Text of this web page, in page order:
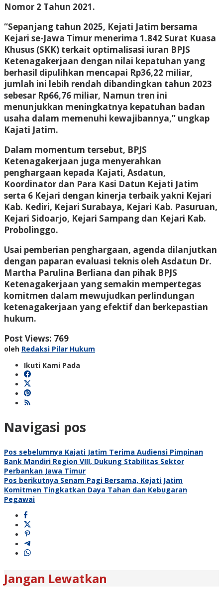
Nomor 2 Tahun 2021.
“Sepanjang tahun 2025, Kejati Jatim bersama
Kejari se-Jawa Timur menerima 1.842 Surat Kuasa
Khusus (SKK) terkait optimalisasi iuran BPJS
Ketenagakerjaan dengan nilai kepatuhan yang
berhasil dipulihkan mencapai Rp36,22 miliar,
jumlah ini lebih rendah dibandingkan tahun 2023
sebesar Rp66,76 miliar, Namun tren ini
menunjukkan meningkatnya kepatuhan badan
usaha dalam memenuhi kewajibannya,” ungkap
Kajati Jatim.
Dalam momentum tersebut, BPJS
Ketenagakerjaan juga menyerahkan
penghargaan kepada Kajati, Asdatun,
Koordinator dan Para Kasi Datun Kejati Jatim
serta 6 Kejari dengan kinerja terbaik yakni Kejari
Kab. Kediri, Kejari Surabaya, Kejari Kab. Pasuruan,
Kejari Sidoarjo, Kejari Sampang dan Kejari Kab.
Probolinggo.
Usai pemberian penghargaan, agenda dilanjutkan
dengan paparan evaluasi teknis oleh Asdatun Dr.
Martha Parulina Berliana dan pihak BPJS
Ketenagakerjaan yang semakin mempertegas
komitmen dalam mewujudkan perlindungan
ketenagakerjaan yang efektif dan berkepastian
hukum.
Post Views: 769
oleh Redaksi Pilar Hukum
Ikuti Kami Pada
Navigasi pos
Pos sebelumnya Kajati Jatim Terima Audiensi Pimpinan
Bank Mandiri Region VIII, Dukung Stabilitas Sektor
Perbankan Jawa Timur
Pos berikutnya Senam Pagi Bersama, Kejati Jatim
Komitmen Tingkatkan Daya Tahan dan Kebugaran
Pegawai
Jangan Lewatkan